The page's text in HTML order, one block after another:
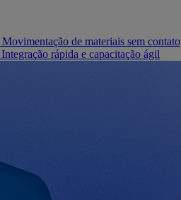
Movimentação de materiais sem contato
Integração rápida e capacitação ágil